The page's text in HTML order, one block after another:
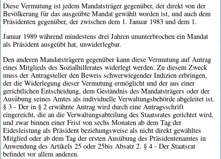
Diese Vermutung ist jedem Mandatsträger gegenüber, der direkt von der
Bevölkerung für das ausgeübte Mandat gewählt worden ist, und auch dem
Präsidenten gegenüber, der zwischen dem 1. Januar 1983 und dem 1.
Januar 1989 während mindestens drei Jahren ununterbrochen ein Mandat
als Präsident ausgeübt hat, unwiderlegbar.
Den anderen Mandatsträgern gegenüber kann diese Vermutung auf Antrag
eines Mitglieds des Sozialhilferates widerlegt werden. Zu diesem Zweck
muss der Antragsteller den Beweis schwerwiegender Indizien erbringen,
der die Widerlegung dieser Vermutung ermöglicht und der aus einer
gerichtlichen Entscheidung, dem Geständnis des Mandatsträgers oder der
Ausübung seines Amtes als individuelle Verwaltungsbehörde abgeleitet ist.
§ 3 - Der in § 2 erwähnte Antrag wird durch eine Antragsschrift
eingereicht, die an die Verwaltungsabteilung des Staatsrates gerichtet wird,
und zwar binnen einer Frist von sechs Monaten ab dem Tag der
Eidesleistung als Präsident beziehungsweise als nicht direkt gewähltes
Mitglied oder ab dem Tag der ersten Ausübung des Präsidentenamtes in
Anwendung des Artikels 25 oder 25bis Absatz 2. § 4 - Der Staatsrat
befindet vor allem anderen.